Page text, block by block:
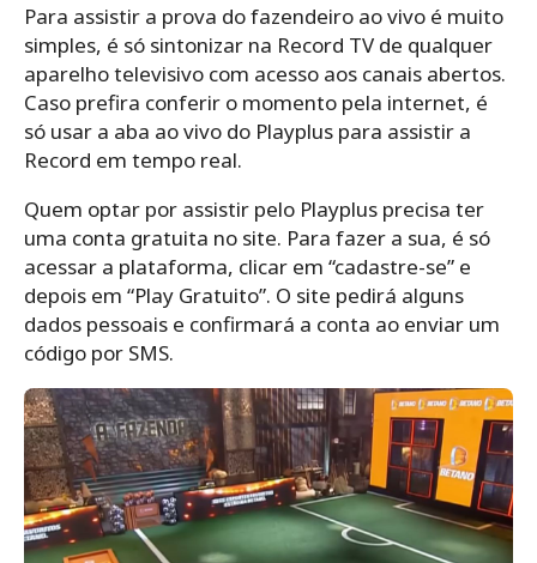
Para assistir a prova do fazendeiro ao vivo é muito
simples, é só sintonizar na Record TV de qualquer
aparelho televisivo com acesso aos canais abertos.
Caso prefira conferir o momento pela internet, é
só usar a aba ao vivo do Playplus para assistir a
Record em tempo real.
Quem optar por assistir pelo Playplus precisa ter
uma conta gratuita no site. Para fazer a sua, é só
acessar a plataforma, clicar em “cadastre-se” e
depois em “Play Gratuito”. O site pedirá alguns
dados pessoais e confirmará a conta ao enviar um
código por SMS.